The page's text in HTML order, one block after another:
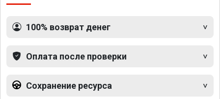
100% возврат денег
Оплата после проверки
Сохранение ресурса